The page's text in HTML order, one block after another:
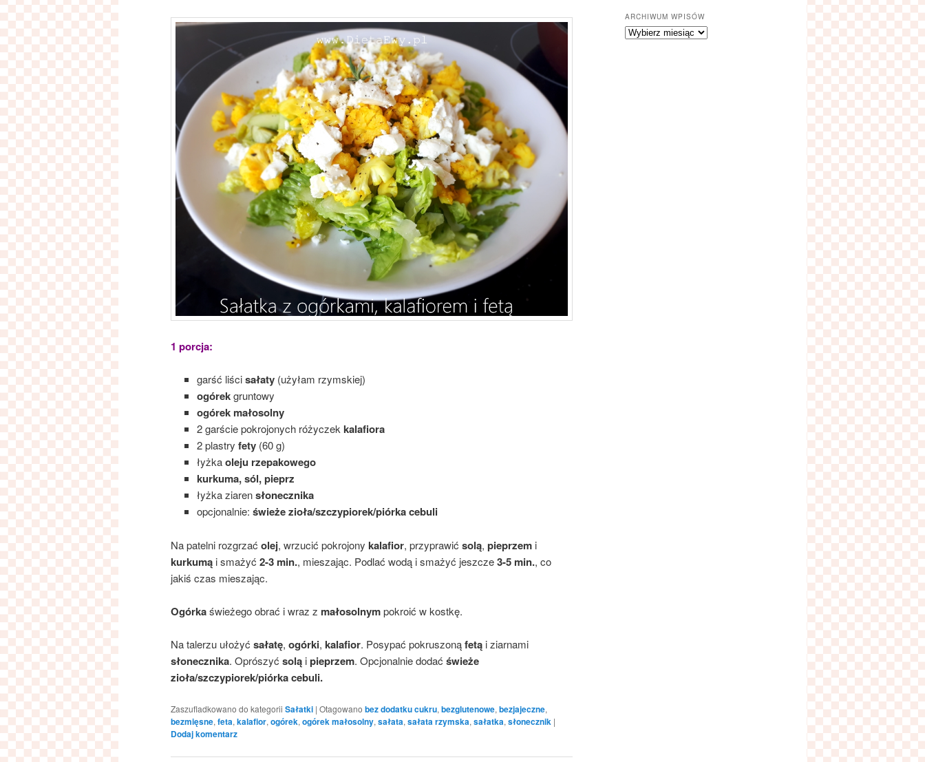
1 porcja:
garść liścisałaty(użyłam rzymskiej)
ogórekgruntowy
ogórek małosolny
2 garście pokrojonych różyczek kalafiora
2 plastry fety(60 g)
łyżkaoleju rzepakowego
kurkuma, sól, pieprz
łyżka ziarensłonecznika
opcjonalnie: świeże zioła/szczypiorek/piórka cebuli
Na patelni rozgrzać olej, wrzucić pokrojony kalafior, przyprawić solą, pieprzem i
kurkumą i smażyć 2-3 min., mieszając. Podlać wodą i smażyć jeszcze3-5 min., co
jakiś czas mieszając.
Ogórkaświeżego obrać i wraz z małosolnympokroić w kostkę.
Na talerzu ułożyć sałatę, ogórki, kalafior. Posypać pokruszonąfetą i ziarnami
słonecznika. Oprószyć solą ipieprzem. Opcjonalnie dodać świeże
zioła/szczypiorek/piórka cebuli.
Zaszufladkowano do kategorii Sałatki | Otagowano bez dodatku cukru, bezglutenowe, bezjajeczne,
bezmięsne, feta, kalafior, ogórek, ogórek małosolny, sałata, sałata rzymska, sałatka, słonecznik |
Dodaj komentarz
ARCHIWUM WPISÓW
Archiwum